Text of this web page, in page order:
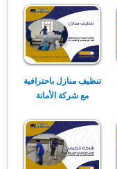
تنظيف منازل باحترافية
مع شركة الأمانة